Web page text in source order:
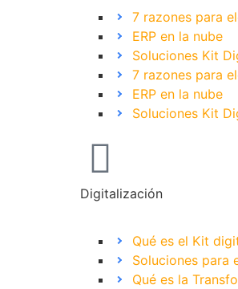
7 razones para
ERP en la nube
Soluciones Kit
7 razones para
ERP en la nube
Soluciones Kit
Digitalización
Qué es el Kit
Soluciones para
Qué es la